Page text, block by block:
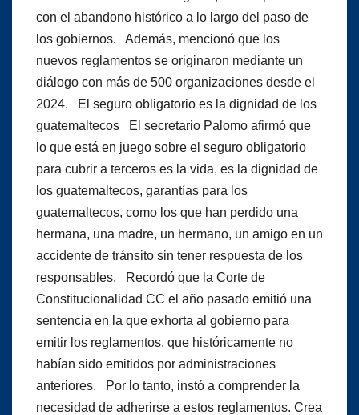
con el abandono histórico a lo largo del paso de
los gobiernos. Además, mencionó que los
nuevos reglamentos se originaron mediante un
diálogo con más de 500 organizaciones desde el
2024. El seguro obligatorio es la dignidad de los
guatemaltecos El secretario Palomo afirmó que
lo que está en juego sobre el seguro obligatorio
para cubrir a terceros es la vida, es la dignidad de
los guatemaltecos, garantías para los
guatemaltecos, como los que han perdido una
hermana, una madre, un hermano, un amigo en un
accidente de tránsito sin tener respuesta de los
responsables. Recordó que la Corte de
Constitucionalidad CC el año pasado emitió una
sentencia en la que exhorta al gobierno para
emitir los reglamentos, que históricamente no
habían sido emitidos por administraciones
anteriores. Por lo tanto, instó a comprender la
necesidad de adherirse a estos reglamentos. Crea